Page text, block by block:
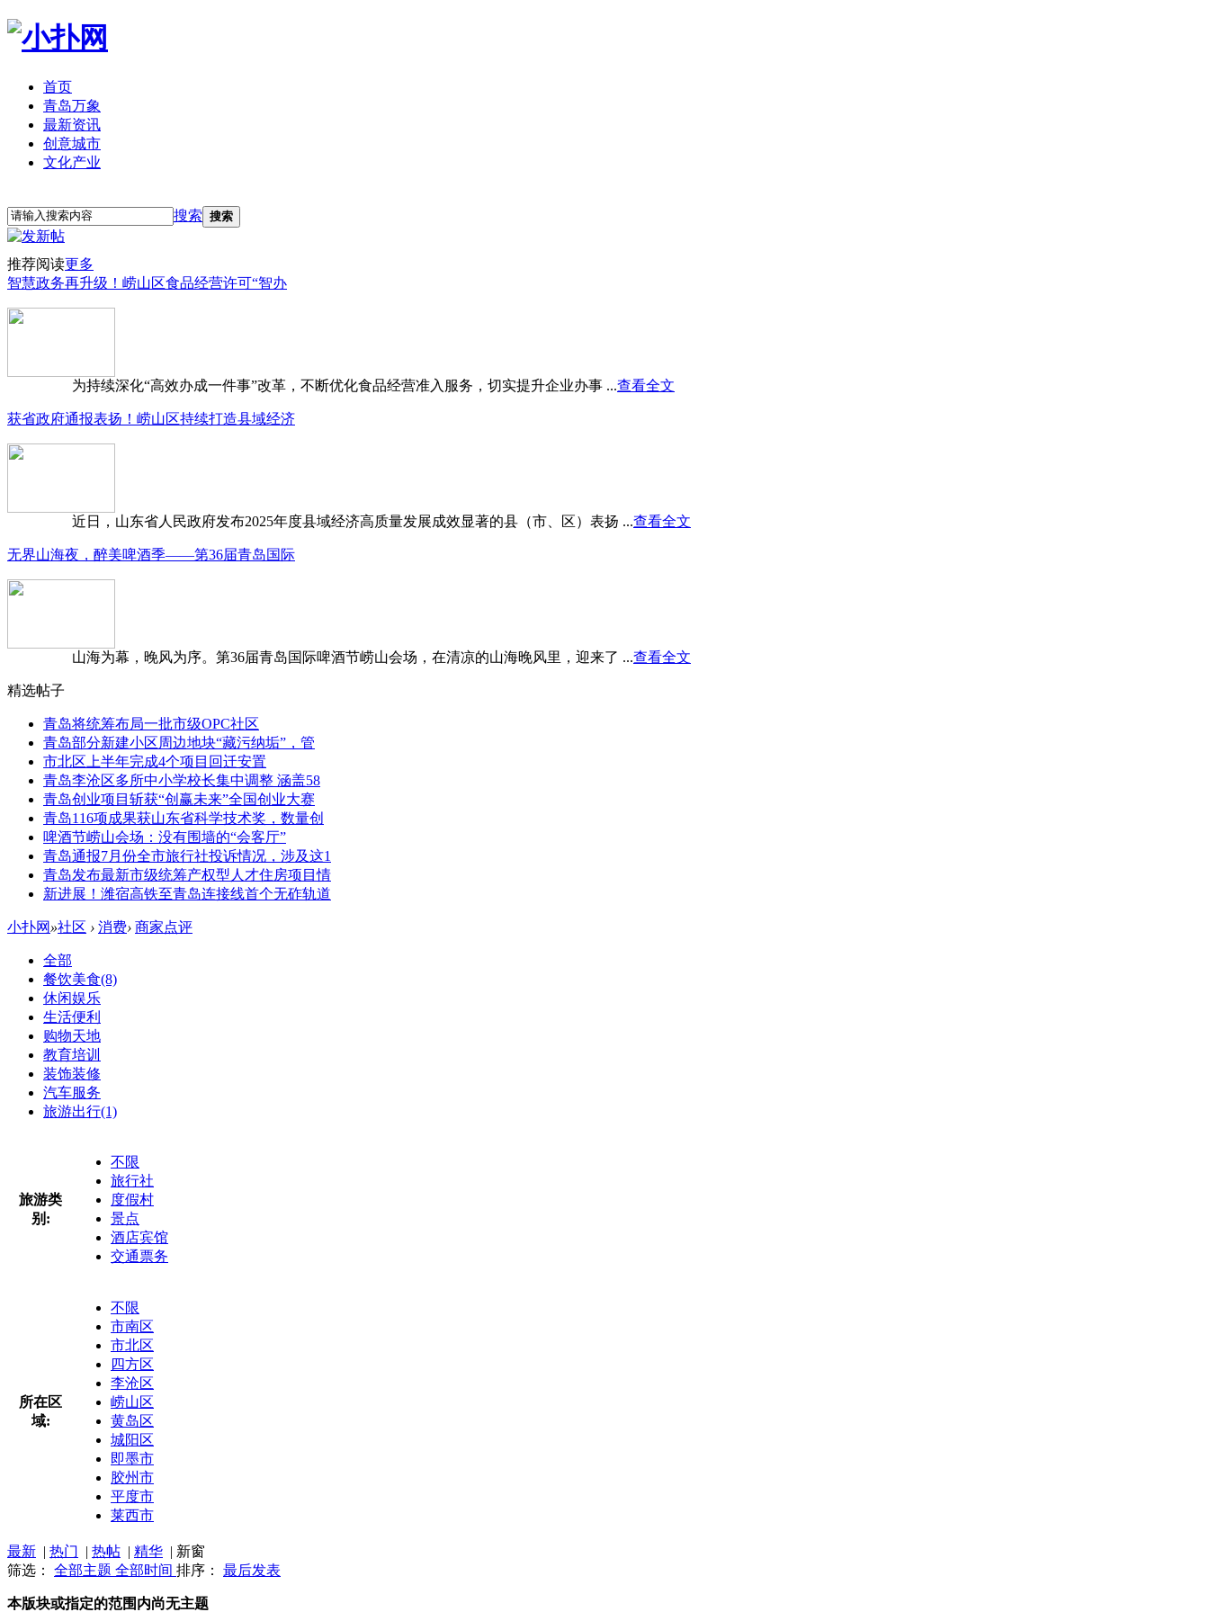
首页
青岛万象
最新资讯
创意城市
文化产业
搜索 搜索
推荐阅读更多
智慧政务再升级！崂山区食品经营许可“智办
为持续深化“高效办成一件事”改革，不断优化食品经营准入服务，切实提升企业办事 ...查看全文
获省政府通报表扬！崂山区持续打造县域经济
近日，山东省人民政府发布2025年度县域经济高质量发展成效显著的县（市、区）表扬 ...查看全文
无界山海夜，醉美啤酒季——第36届青岛国际
山海为幕，晚风为序。第36届青岛国际啤酒节崂山会场，在清凉的山海晚风里，迎来了 ...查看全文
精选帖子
青岛将统筹布局一批市级OPC社区
青岛部分新建小区周边地块“藏污纳垢”，管
市北区上半年完成4个项目回迁安置
青岛李沧区多所中小学校长集中调整 涵盖58
青岛创业项目斩获“创赢未来”全国创业大赛
青岛116项成果获山东省科学技术奖，数量创
啤酒节崂山会场：没有围墙的“会客厅”
青岛通报7月份全市旅行社投诉情况，涉及这1
青岛发布最新市级统筹产权型人才住房项目情
新进展！潍宿高铁至青岛连接线首个无砟轨道
小扑网 »社区 › 消费› 商家点评
全部
餐饮美食(8)
休闲娱乐
生活便利
购物天地
教育培训
装饰装修
汽车服务
旅游出行(1)
旅游类
别:
不限
旅行社
度假村
景点
酒店宾馆
交通票务
所在区
域:
不限
市南区
市北区
四方区
李沧区
崂山区
黄岛区
城阳区
即墨市
胶州市
平度市
莱西市
最新 | 热门 | 热帖 | 精华 | 新窗
筛选： 全部主题 全部时间 排序： 最后发表
本版块或指定的范围内尚无主题